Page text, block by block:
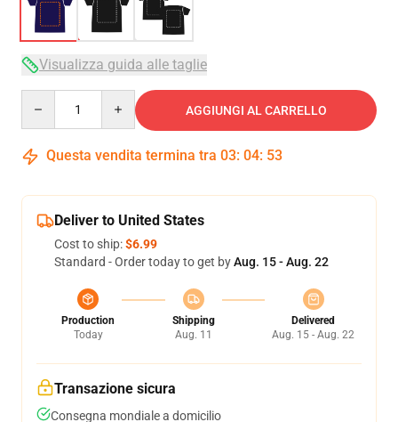
Visualizza guida alle taglie
AGGIUNGI AL CARRELLO
Questa vendita termina tra 03: 04: 53
Deliver to United States
Cost to ship:$6.99
Standard - Order today to get byAug. 15 - Aug. 22
Production
Today
Shipping
Aug. 11
Delivered
Aug. 15 - Aug. 22
Transazione sicura
Consegna mondiale a domicilio